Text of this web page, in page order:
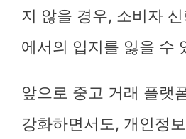
지 않을 경우, 소비자
에서의 입지를 잃을 수
앞으로 중고 거래 플랫
강화하면서도, 개인정